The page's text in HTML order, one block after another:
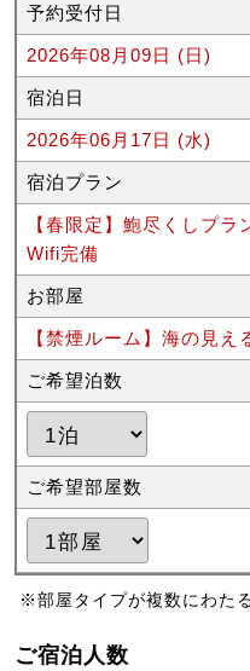
予約受付日
2026年08月09日 (日)
宿泊日
2026年06月17日 (水)
宿泊プラン
【春限定】鮑尽くしプ
Wifi完備
お部屋
【禁煙ルーム】海の見え
ご希望泊数
ご希望部屋数
※部屋タイプが複数にわた
ご宿泊人数